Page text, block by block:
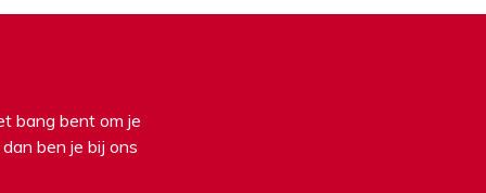
bang bent om je
ben je bij ons